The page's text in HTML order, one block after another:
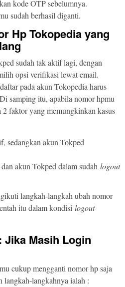
kode OTP sebelumnya.
sudah berhasil diganti.
Hp Tokopedia yang
sudah tak aktif lagi, dengan
opsi verifikasi lewat email.
pada akun Tokopedia harus
samping itu, apabila nomor hpmu
faktor yang memungkinkan kasus
sedangkan akun Tokped
akun Tokped dalam sudah logout
langkah-langkah ubah nomor
itu dalam kondisi logout
Jika Masih Login
cukup mengganti nomor hp saja
langkah-langkahnya ialah :